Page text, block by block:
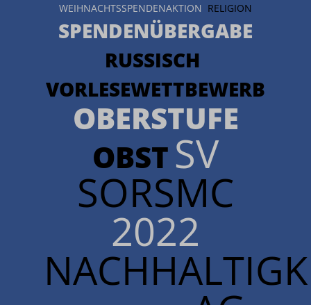
WEIHNACHTSSPENDENAKTION RELIGION
SPENDENÜBERGABE
RUSSISCH
VORLESEWETTBEWERB
OBERSTUFE
OBST SV
SORSMC
2022